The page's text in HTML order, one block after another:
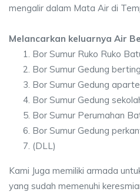
mengalir dalam Mata Air di
Melancarkan keluarnya Air
Bor Sumur Ruko Ruko
Bor Sumur Gedung
Bor Sumur Gedung
Bor Sumur Gedung
Bor Sumur Perumahan
Bor Sumur Gedung
(DLL)
Kami Juga memiliki armada
yang sudah memenuhi